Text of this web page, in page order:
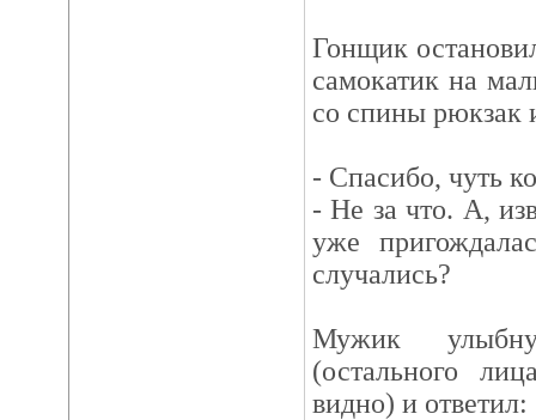
Гонщик
самокатик на
со спины рюкзак
- Спасибо, чуть
- Не за что. А,
уже
случались?
Мужик
(остального
видно) и ответил: